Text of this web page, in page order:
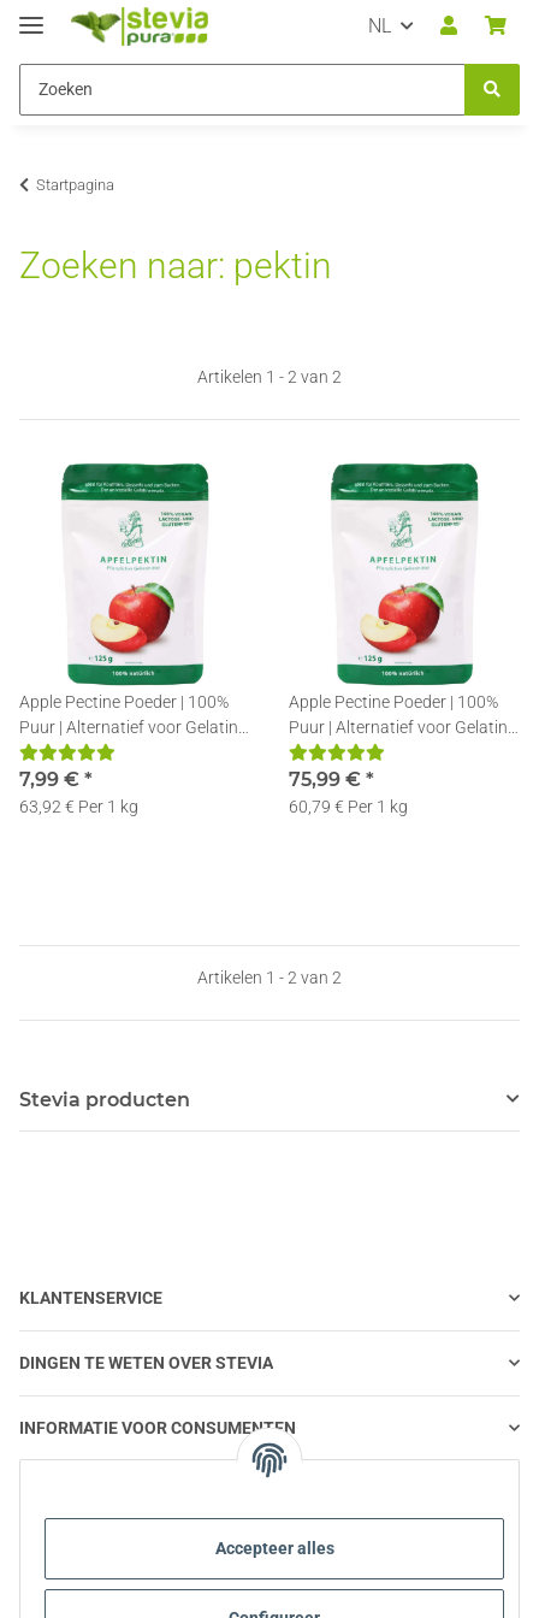
Accepteer alles
NL
Startpagina
Zoeken naar: pektin
Artikelen 1 - 2 van 2
Apple Pectine Poeder | 100%
Puur | Alternatief voor Gelatine
| 125g
7,99 € *
63,92 € Per 1 kg
Apple Pectine Poeder | 100%
Puur | Alternatief voor Gelatine
| 10x125g
75,99 € *
60,79 € Per 1 kg
Artikelen 1 - 2 van 2
Stevia producten
KLANTENSERVICE
DINGEN TE WETEN OVER STEVIA
INFORMATIE VOOR CONSUMENTEN
STEVIA | VRAGEN EN ANTWOORDEN